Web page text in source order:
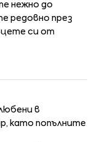
нежно до
редовно през
си от
в
като попълните